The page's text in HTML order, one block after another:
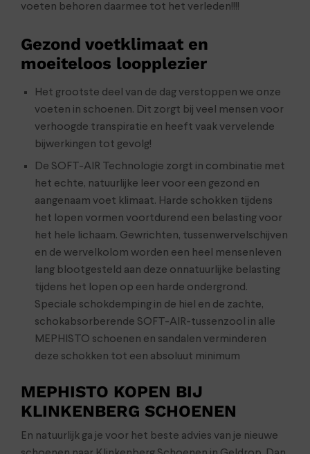
voeten behoren daarmee tot het verleden!!!!
Gezond voetklimaat en
moeiteloos loopplezier
Het grootste deel van de dag verstoppen we onze
voeten in schoenen. Dit zorgt bij veel mensen voor
verhoogde transpiratie en heeft vaak vervelende
bijwerkingen tot gevolg!
De SOFT-AIR Technologie zorgt in combinatie met
het echte, natuurlijke leer voor een gezond en
aangenaam voet klimaat. Harde schokken tijdens
het lopen vormen voortdurend een belasting voor
het hele lichaam. Gewrichten, tussenwervelschijven
en de wervelkolom worden een heel mensenleven
lang blootgesteld aan deze onnatuurlijke belasting
tijdens het lopen op een harde ondergrond.
Speciale schokdemping in de hiel en de zachte,
schokabsorberende SOFT-AIR-tussenzool in alle
MEPHISTO schoenen en sandalen verminderen
deze schokken tot een absoluut minimum
MEPHISTO KOPEN BIJ
KLINKENBERG SCHOENEN
En natuurlijk ga je voor het beste advies van je nieuwe